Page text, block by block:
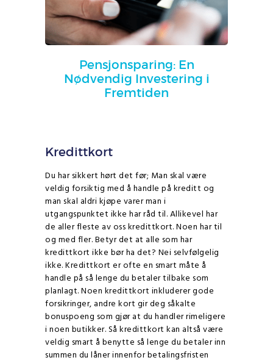
Pensjonsparing: En
Nødvendig Investering i
Fremtiden
Kredittkort
Du har sikkert hørt det før; Man skal være
veldig forsiktig med å handle på kreditt og
man skal aldri kjøpe varer man i
utgangspunktet ikke har råd til. Allikevel har
de aller fleste av oss kredittkort. Noen har til
og med fler. Betyr det at alle som har
kredittkort ikke bør ha det? Nei selvfølgelig
ikke. Kredittkort er ofte en smart måte å
handle på så lenge du betaler tilbake som
planlagt. Noen kredittkort inkluderer gode
forsikringer, andre kort gir deg såkalte
bonuspoeng som gjør at du handler rimeligere
i noen butikker. Så kredittkort kan altså være
veldig smart å benytte så lenge du betaler inn
summen du låner innenfor betalingsfristen